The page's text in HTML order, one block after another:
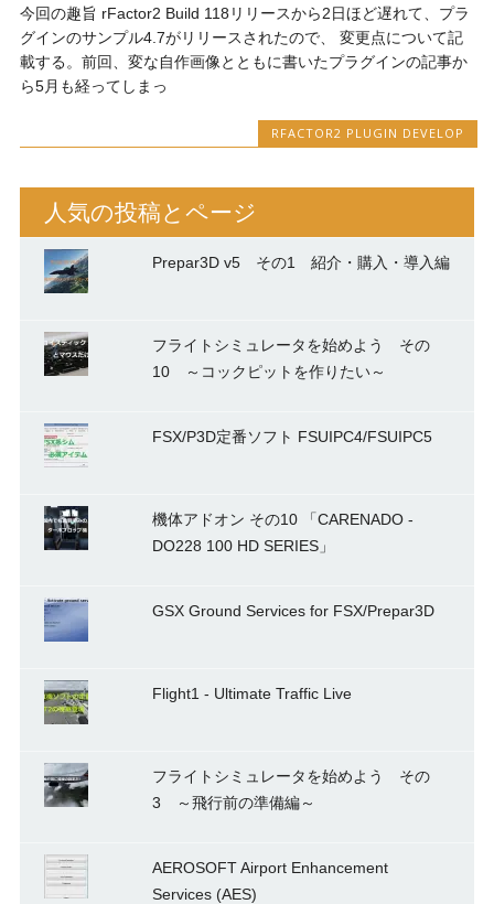
今回の趣旨 rFactor2 Build 118リリースから2日ほど遅れて、プラ
グインのサンプル4.7がリリースされたので、 変更点について記
載する。前回、変な自作画像とともに書いたプラグインの記事か
ら5月も経ってしまっ
RFACTOR2 PLUGIN DEVELOP
人気の投稿とページ
Prepar3D v5 その1 紹介・購入・導入編
フライトシミュレータを始めよう その
10 ～コックピットを作りたい～
FSX/P3D定番ソフト FSUIPC4/FSUIPC5
機体アドオン その10 「CARENADO -
DO228 100 HD SERIES」
GSX Ground Services for FSX/Prepar3D
Flight1 - Ultimate Traffic Live
フライトシミュレータを始めよう その
3 ～飛行前の準備編～
AEROSOFT Airport Enhancement
Services (AES)